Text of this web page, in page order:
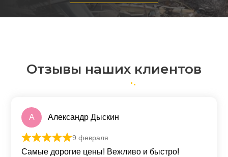
Отзывы наших клиентов
А Александр Дыскин
Оценка 5из 5
9 февраля
Самые дорогие цены! Вежливо и быстро!